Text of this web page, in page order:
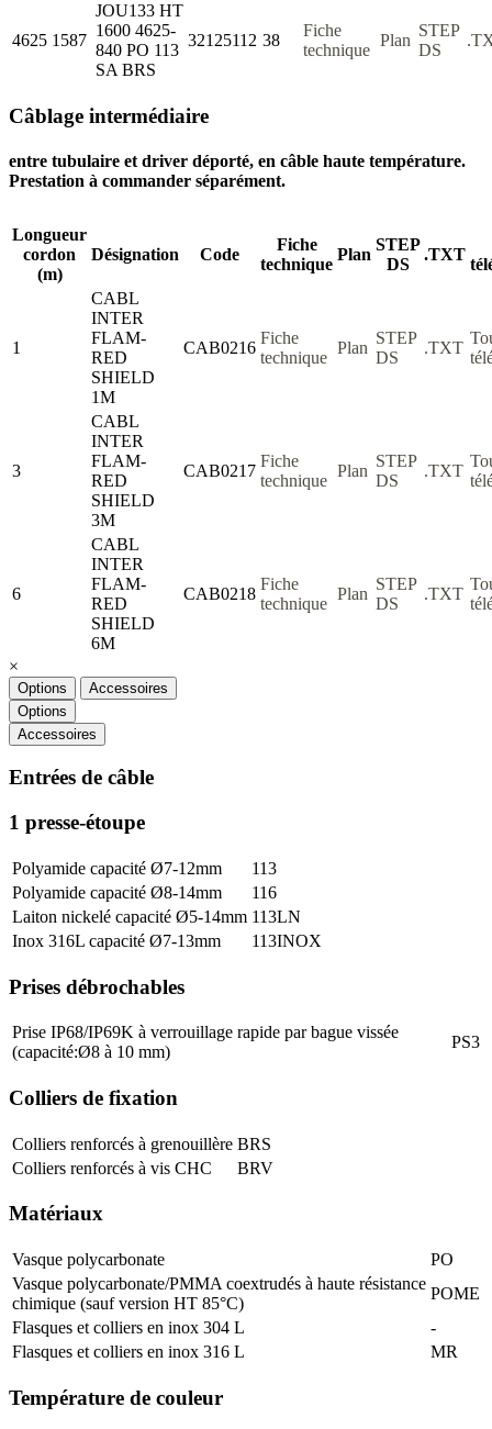
4625 1587
JOU133 HT
1600 4625-
840 PO 113
SA BRS
32125112 38
Fiche
technique
Plan
STEP
DS
Câblage intermédiaire
entre tubulaire et driver déporté, en câble haute température.
Prestation à commander séparément.
Longueur
cordon
(m)
Désignation Code
Fiche
technique
Plan
STEP
DS
.TXT
1
CABL
INTER
FLAM-
RED
SHIELD
1M
CAB0216
Fiche
technique
Plan
STEP
DS
.TXT
3
CABL
INTER
FLAM-
RED
SHIELD
3M
CAB0217
Fiche
technique
Plan
STEP
DS
.TXT
6
CABL
INTER
FLAM-
RED
SHIELD
6M
CAB0218
Fiche
technique
Plan
STEP
DS
.TXT
×
Options
Accessoires
Options
Accessoires
Entrées de câble
1 presse-étoupe
Polyamide capacité Ø7-12mm
113
Polyamide capacité Ø8-14mm
116
Laiton nickelé capacité Ø5-14mm 113LN
Inox 316L capacité Ø7-13mm
113INOX
Prises débrochables
Prise IP68/IP69K à verrouillage rapide par bague vissée
(capacité:Ø8 à 10 mm)
PS3
Colliers de fixation
Colliers renforcés à grenouillère BRS
Colliers renforcés à vis CHC
BRV
Matériaux
Vasque polycarbonate
PO
Vasque polycarbonate/PMMA coextrudés à haute résistance
chimique (sauf version HT 85°C)
POME
Flasques et colliers en inox 304 L
-
Flasques et colliers en inox 316 L
MR
Température de couleur